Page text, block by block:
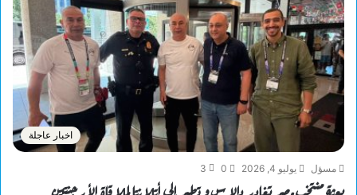
اخبار عاجلة
مسؤل يوليو 4, 2026 0
3
بعثة منتخب مصر تغادر دالاس وتطير إلي أتلانتا لملاقاة الأرجنتين